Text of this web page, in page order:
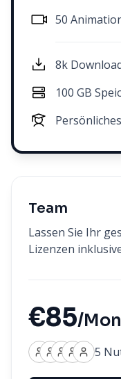
50
8k
100 GB
Team
Lassen Sie Ihr
Lizenzen
€85/
5